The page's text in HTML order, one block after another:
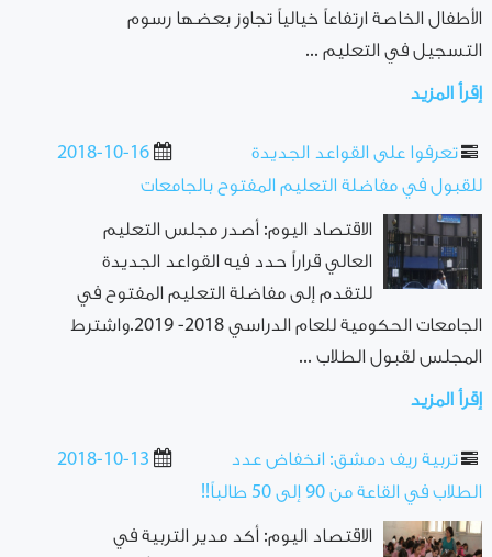
الأطفال الخاصة ارتفاعاً خيالياً تجاوز بعضها رسوم
التسجيل في التعليم ...
إقرأ المزيد
2018-10-16
تعرفوا على القواعد الجديدة
للقبول في مفاضلة التعليم المفتوح بالجامعات
الاقتصاد اليوم: أصدر مجلس التعليم
العالي قراراً حدد فيه القواعد الجديدة
للتقدم إلى مفاضلة التعليم المفتوح في
الجامعات الحكومية للعام الدراسي 2018- 2019.واشترط
المجلس لقبول الطلاب ...
إقرأ المزيد
2018-10-13
تربية ريف دمشق: انخفاض عدد
الطلاب في القاعة من 90 إلى 50 طالباً!!
الاقتصاد اليوم: أكد مدير التربية في